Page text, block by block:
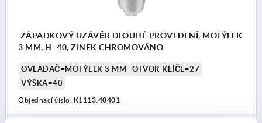
ZÁPADKOVÝ UZÁVĚR DLOUHÉ PROVEDENÍ, MOTÝLEK
3 MM, H=40, ZINEK CHROMOVÁNO
OVLADAČ=MOTÝLEK 3 MM
OTVOR KLÍČE=27
VÝŠKA=40
Objednací číslo: K1113.40401